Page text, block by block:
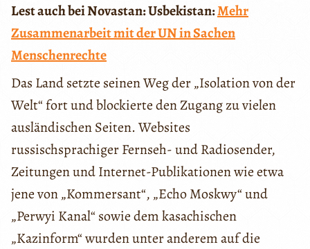
Lest auch bei Novastan: Usbekistan:Mehr
Zusammenarbeit mit der UN in Sachen
Menschenrechte
Das Land setzte seinen Weg der „Isolation von der
Welt“ fort und blockierte den Zugang zu vielen
ausländischen Seiten. Websites
russischsprachiger Fernseh- und Radiosender,
Zeitungen und Internet-Publikationen wie etwa
jene von „Kommersant“, „Echo Moskwy“ und
„Perwyi Kanal“ sowie dem kasachischen
„Kazinform“ wurden unter anderem auf die